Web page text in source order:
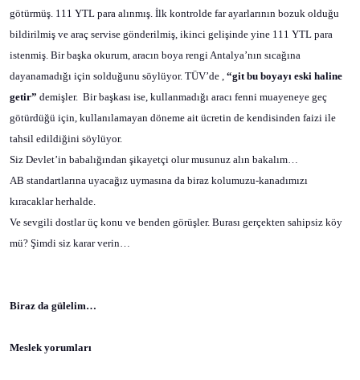
götürmüş. 111 YTL para alınmış. İlk kontrolde far ayarlarının bozuk olduğu
bildirilmiş ve araç servise gönderilmiş, ikinci gelişinde yine 111 YTL para
istenmiş. Bir başka okurum, aracın boya rengi Antalya’nın sıcağına
dayanamadığı için solduğunu söylüyor. TÜV’de , “git bu boyayı eski haline
getir” demişler. Bir başkası ise, kullanmadığı aracı fenni muayeneye geç
götürdüğü için, kullanılamayan döneme ait ücretin de kendisinden faizi ile
tahsil edildiğini söylüyor.
Siz Devlet’in babalığından şikayetçi olur musunuz alın bakalım…
AB standartlarına uyacağız uymasına da biraz kolumuzu-kanadımızı
kıracaklar herhalde.
Ve sevgili dostlar üç konu ve benden görüşler. Burası gerçekten sahipsiz köy
mü? Şimdi siz karar verin…
Biraz da gülelim…
Meslek yorumları